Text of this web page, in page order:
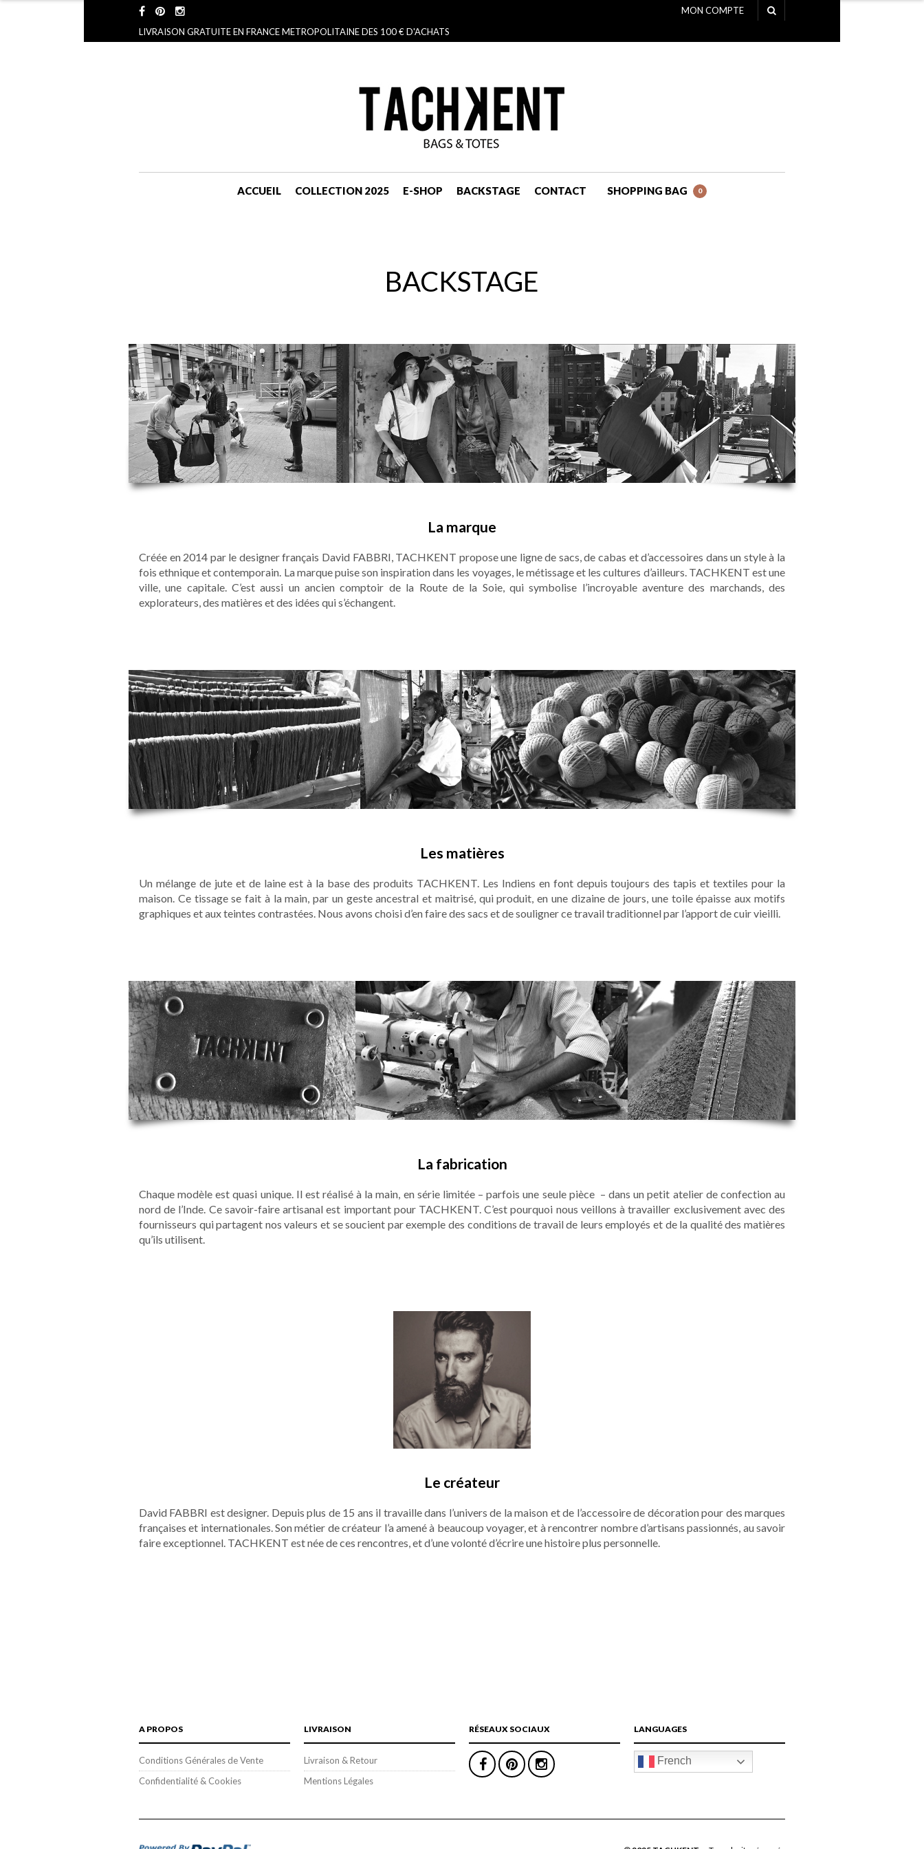
LIVRAISON GRATUITE EN FRANCE METROPOLITAINE DES 100 € D'ACHATS
MON COMPTE
ACCUEIL COLLECTION 2025 E-SHOP BACKSTAGE CONTACT SHOPPING BAG 0
BACKSTAGE
La marque
Créée en 2014 par le designer français David FABBRI, TACHKENT propose une ligne de sacs, de cabas et d’accessoires dans un style à la
fois ethnique et contemporain. La marque puise son inspiration dans les voyages, le métissage et les cultures d’ailleurs. TACHKENT est une
ville, une capitale. C’est aussi un ancien comptoir de la Route de la Soie, qui symbolise l’incroyable aventure des marchands, des
explorateurs, des matières et des idées qui s’échangent.
Les matières
Un mélange de jute et de laine est à la base des produits TACHKENT. Les Indiens en font depuis toujours des tapis et textiles pour la
maison. Ce tissage se fait à la main, par un geste ancestral et maitrisé, qui produit, en une dizaine de jours, une toile épaisse aux motifs
graphiques et aux teintes contrastées. Nous avons choisi d’en faire des sacs et de souligner ce travail traditionnel par l’apport de cuir vieilli.
La fabrication
Chaque modèle est quasi unique. Il est réalisé à la main, en série limitée – parfois une seule pièce – dans un petit atelier de confection au
nord de l’Inde. Ce savoir-faire artisanal est important pour TACHKENT. C’est pourquoi nous veillons à travailler exclusivement avec des
fournisseurs qui partagent nos valeurs et se soucient par exemple des conditions de travail de leurs employés et de la qualité des matières
qu’ils utilisent.
Le créateur
David FABBRI est designer. Depuis plus de 15 ans il travaille dans l’univers de la maison et de l’accessoire de décoration pour des marques
françaises et internationales. Son métier de créateur l’a amené à beaucoup voyager, et à rencontrer nombre d’artisans passionnés, au savoir
faire exceptionnel. TACHKENT est née de ces rencontres, et d’une volonté d’écrire une histoire plus personnelle.
A PROPOS
Conditions Générales de Vente
Confidentialité & Cookies
LIVRAISON
Livraison & Retour
Mentions Légales
RÉSEAUX SOCIAUX LANGUAGES
French
NAVIGATION